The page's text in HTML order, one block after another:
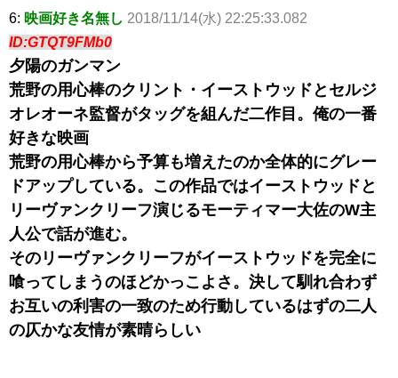
6: 映画好き名無し 2018/11/14(水) 22:25:33.082
ID:GTQT9FMb0
夕陽のガンマン
荒野の用心棒のクリント・イーストウッドとセルジ
オレオーネ監督がタッグを組んだ二作目。俺の一番
好きな映画
荒野の用心棒から予算も増えたのか全体的にグレー
ドアップしている。この作品ではイーストウッドと
リーヴァンクリーフ演じるモーティマー大佐のW主
人公で話が進む。
そのリーヴァンクリーフがイーストウッドを完全に
喰ってしまうのほどかっこよさ。決して馴れ合わず
お互いの利害の一致のため行動しているはずの二人
の仄かな友情が素晴らしい